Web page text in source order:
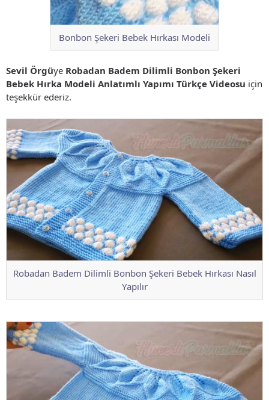
Bonbon Şekeri Bebek Hırkası Modeli
Sevil Örgüye Robadan Badem Dilimli Bonbon Şekeri
Bebek Hırka Modeli Anlatımlı Yapımı Türkçe Videosu için
teşekkür ederiz.
Robadan Badem Dilimli Bonbon Şekeri Bebek Hırkası Nasıl
Yapılır